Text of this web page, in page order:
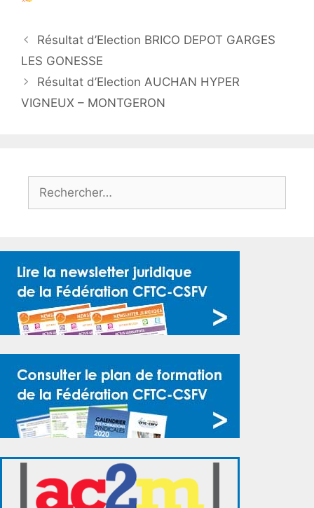
Résultat d’Election BRICO DEPOT GARGES
LES GONESSE
Résultat d’Election AUCHAN HYPER
VIGNEUX – MONTGERON